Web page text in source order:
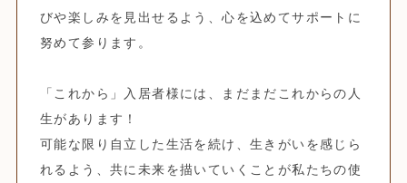
びや楽しみを見出せるよう、心を込めてサポートに
努めて参ります。
「これから」入居者様には、まだまだこれからの人
生があります！
可能な限り自立した生活を続け、生きがいを感じら
れるよう、共に未来を描いていくことが私たちの使